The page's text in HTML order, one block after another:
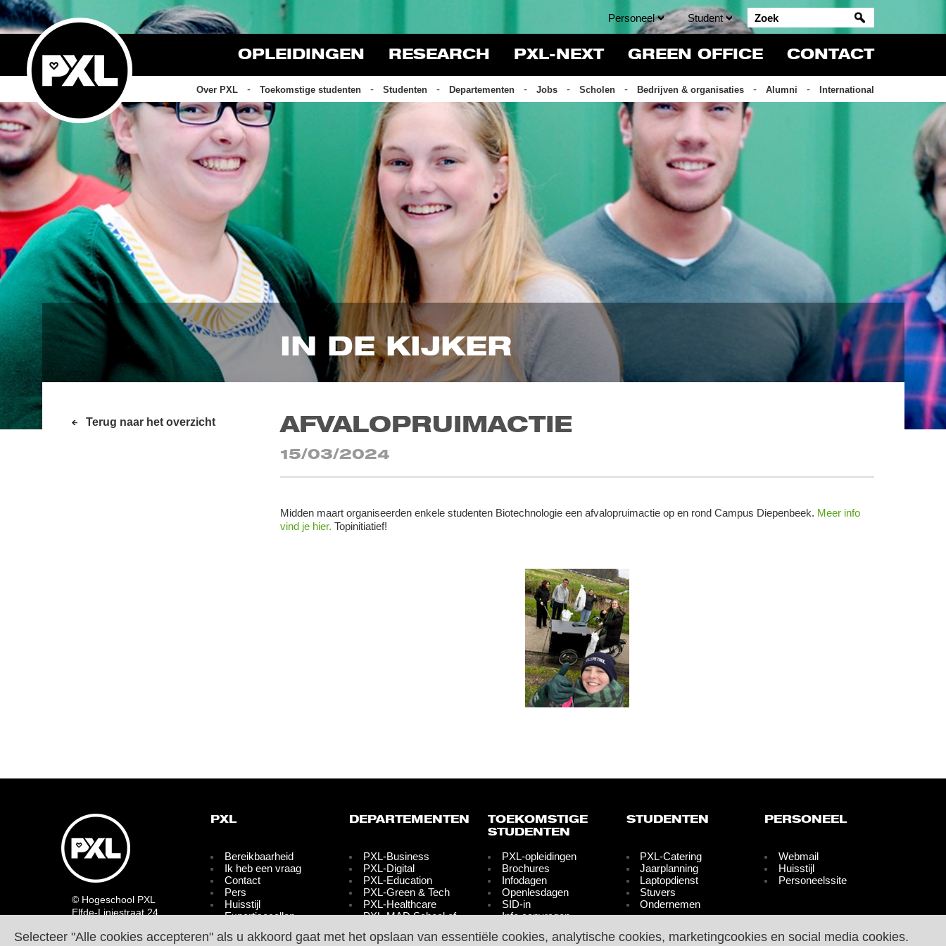
Personeel Student
OPLEIDINGEN RESEARCH PXL-NEXT GREEN OFFICE CONTACT
Over PXL Toekomstige studenten Studenten Departementen Jobs Scholen Bedrijven & organisaties Alumni International
Selecteer "Alle cookies accepteren" als u akkoord gaat met het opslaan van essentiële cookies, analytische cookies, marketingcookies en social media cookies.
IN DE KIJKER
Terug naar het overzicht AFVALOPRUIMACTIE
15/03/2024
Midden maart organiseerden enkele studenten Biotechnologie een afvalopruimactie op en rond Campus Diepenbeek. Meer info
vind je hier. Topinitiatief!
© Hogeschool PXL
Elfde-Liniestraat 24
tel. +32 11 77 55 55
PXL
Bereikbaarheid
Ik heb een vraag
Contact
Pers
Huisstijl
Expertisecellen
Bedrijven en
DEPARTEMENTEN
PXL-Business
PXL-Digital
PXL-Education
PXL-Green & Tech
PXL-Healthcare
PXL-MAD School of
PXL-Media &
TOEKOMSTIGE
STUDENTEN
PXL-opleidingen
Brochures
Infodagen
Openlesdagen
SID-in
Info aanvragen
Graduaatsopleidingen
STUDENTEN
PXL-Catering
Jaarplanning
Laptopdienst
Stuvers
Ondernemen
PERSONEEL
Webmail
Huisstijl
Personeelssite